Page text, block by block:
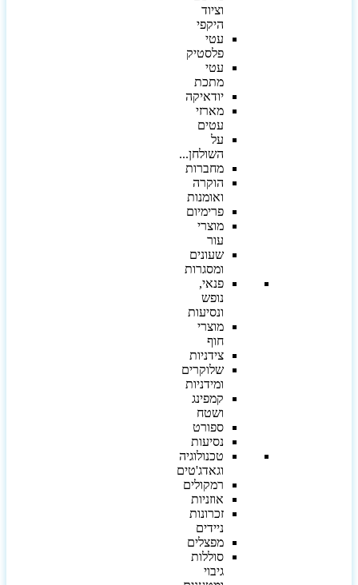
וציוד
היקפי
עטי
פלסטיק
עטי
מתכת
יודאיקה
מארזי
עטים
על
השולחן...
מחברות
הוקרה
ואומנות
פרימיום
מוצרי
עור
שעונים
ומסגרות
פנאי,
נופש
ונסיעות
מוצרי
חוף
צידניות
שלוקרים
ומידניות
קמפינג
ושטח
ספורט
נסיעות
טכנולוגיה
וגאדג'טים
רמקולים
אוזניות
זכרונות
ניידים
מפצלים
סוללות
גיבוי